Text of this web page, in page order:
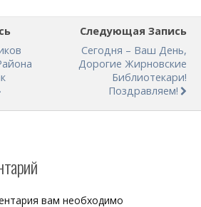
Следующая Запись
Сегодня – Ваш День,
Дорогие Жирновские
Библиотекари!
Поздравляем!
вам необходимо